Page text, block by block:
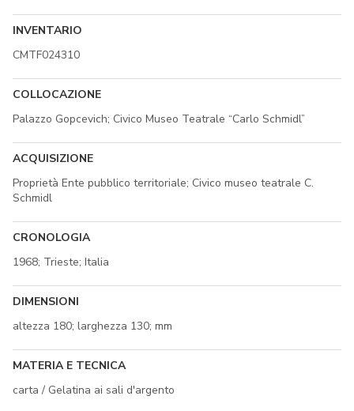
INVENTARIO
CMTF024310
COLLOCAZIONE
Palazzo Gopcevich; Civico Museo Teatrale “Carlo Schmidl”
ACQUISIZIONE
Proprietà Ente pubblico territoriale; Civico museo teatrale C.
Schmidl
CRONOLOGIA
1968; Trieste; Italia
DIMENSIONI
altezza 180; larghezza 130; mm
MATERIA E TECNICA
carta / Gelatina ai sali d'argento